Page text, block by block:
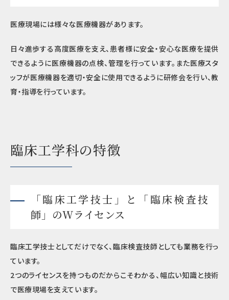
医療現場には様々な医療機器があります。
日々進歩する高度医療を支え、患者様に安全・安心な医療を提供
できるように医療機器の点検、管理を行っています。また医療スタ
ッフが医療機器を適切・安全に使用できるように研修会を行い、教
育・指導を行っています。
臨床工学科の特徴
「臨床工学技士」と「臨床検査技
師」のWライセンス
臨床工学技士としてだけでなく、臨床検査技師としても業務を行っ
ています。
2つのライセンスを持つものだからこそわかる、幅広い知識と技術
で医療現場を支えています。